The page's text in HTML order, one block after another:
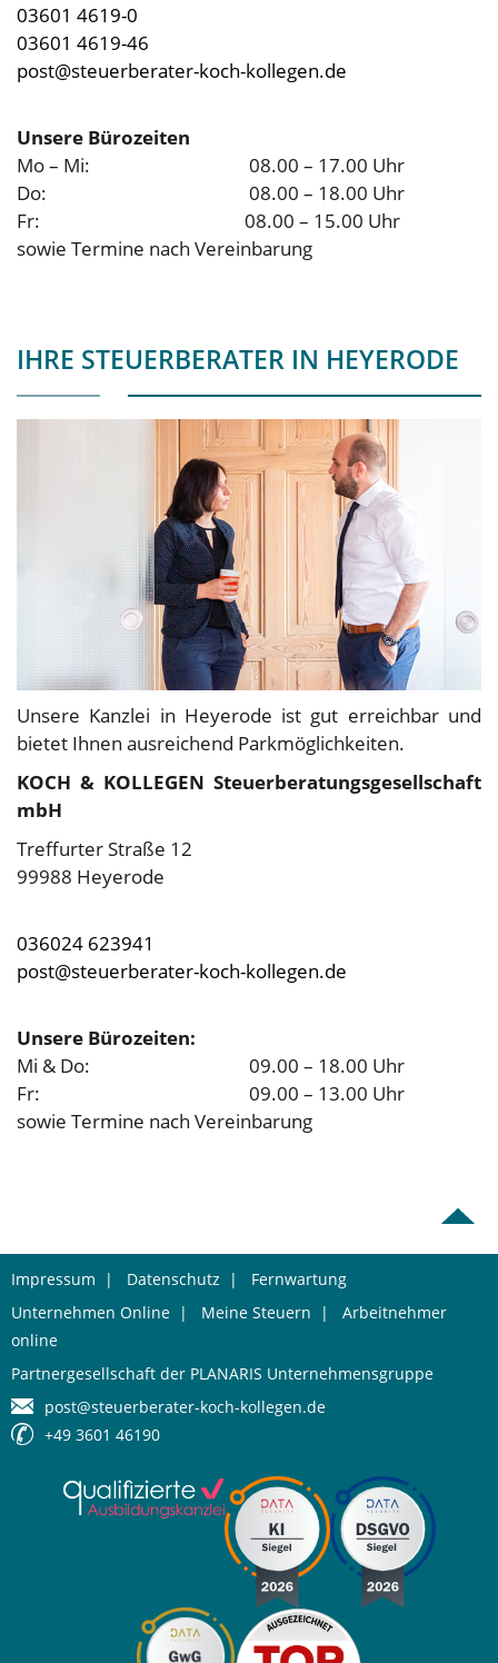
03601 4619-0
03601 4619-46
post@steuerberater-koch-kollegen.de
Unsere Bürozeiten
Mo – Mi:
08.00 – 17.00 Uhr
Do:
08.00 – 18.00 Uhr
Fr: 08.00 – 15.00 Uhr
sowie Termine nach Vereinbarung
IHRE STEUERBERATER IN HEYERODE
Unsere Kanzlei in Heyerode ist gut erreichbar und
bietet Ihnen ausreichend Parkmöglichkeiten.
KOCH & KOLLEGEN Steuerberatungsgesellschaft
mbH
Treffurter Straße 12
99988 Heyerode
036024 623941
post@steuerberater-koch-kollegen.de
Unsere Bürozeiten:
Mi & Do:
09.00 – 18.00 Uhr
Fr:
09.00 – 13.00 Uhr
sowie Termine nach Vereinbarung
Impressum | Datenschutz | Fernwartung
Unternehmen Online | Meine Steuern | Arbeitnehmer
online
Partnergesellschaft der PLANARIS Unternehmensgruppe
post@steuerberater-koch-kollegen.de
+49 3601 46190